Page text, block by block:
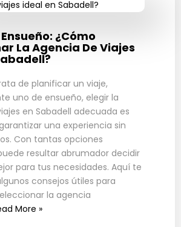
¿Cómo
La Agencia De Viajes
de planificar un viaje,
uno de ensueño, elegir la
en Sabadell adecuada es
una experiencia sin
Con tantas opciones
resultar abrumador decidir
para tus necesidades. Aquí te
consejos útiles para
la agencia
More »